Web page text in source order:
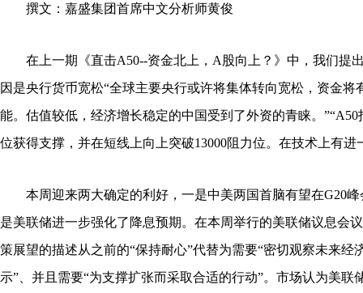
撰文：嘉盛集团首席中文分析师黄俊
在上一期《直击A50--资金北上，A股向上？》中，我们提
因是央行货币宽松“全球主要央行或许将集体转向宽松，资金将
能。估值较低，经济增长稳定的中国受到了外资的青睐。”“A50
位获得支撑，并在短线上向上突破13000阻力位。在技术上有进
本周迎来两大确定的利好，一是中美两国首脑有望在G20峰
是美联储进一步强化了降息预期。在本周举行的美联储议息会
策展望的描述从之前的“保持耐心”代替为需要“密切观察未来经
示”、并且需要“为支撑扩张而采取合适的行动”。市场认为美联